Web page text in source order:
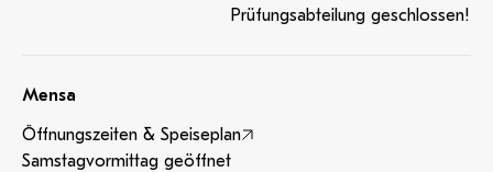
Prüfungsabteilung geschlossen!
Mensa
Öffnungszeiten & Speiseplan
Samstagvormittag geöffnet